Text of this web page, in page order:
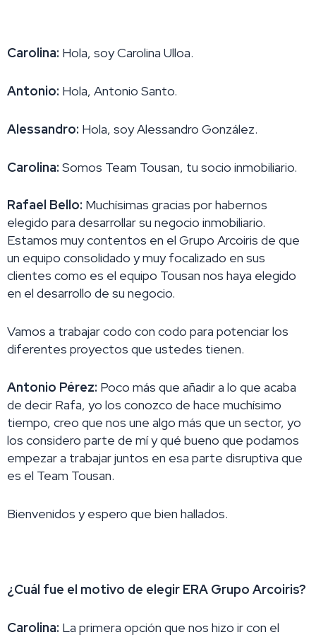
Carolina: Hola, soy Carolina Ulloa.
Antonio: Hola, Antonio Santo.
Alessandro: Hola, soy Alessandro González.
Carolina: Somos Team Tousan, tu socio inmobiliario.
Rafael Bello: Muchísimas gracias por habernos
elegido para desarrollar su negocio inmobiliario.
Estamos muy contentos en el Grupo Arcoiris de que
un equipo consolidado y muy focalizado en sus
clientes como es el equipo Tousan nos haya elegido
en el desarrollo de su negocio.
Vamos a trabajar codo con codo para potenciar los
diferentes proyectos que ustedes tienen.
Antonio Pérez: Poco más que añadir a lo que acaba
de decir Rafa, yo los conozco de hace muchísimo
tiempo, creo que nos une algo más que un sector, yo
los considero parte de mí y qué bueno que podamos
empezar a trabajar juntos en esa parte disruptiva que
es el Team Tousan.
Bienvenidos y espero que bien hallados.
¿Cuál fue el motivo de elegir ERA Grupo Arcoiris?
Carolina: La primera opción que nos hizo ir con el